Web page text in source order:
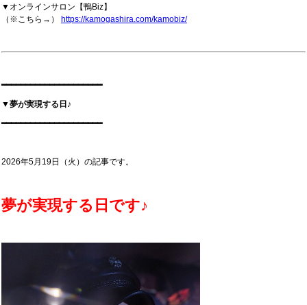
▼オンラインサロン【鴨Biz】
（※こちら→） https://kamogashira.com/kamobiz/
━━━━━━━━━━━━━━━━━━━━━
▼夢が実現する日♪
━━━━━━━━━━━━━━━━━━━━━
2026年5月19日（火）の記事です。
夢が実現する日です♪